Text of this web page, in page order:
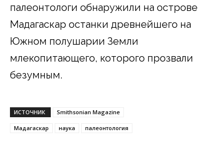
палеонтологи обнаружили на острове
Мадагаскар останки древнейшего на
Южном полушарии Земли
млекопитающего, которого прозвали
безумным.
ИСТОЧНИК Smithsonian Magazine
Мадагаскар наука палеонтология